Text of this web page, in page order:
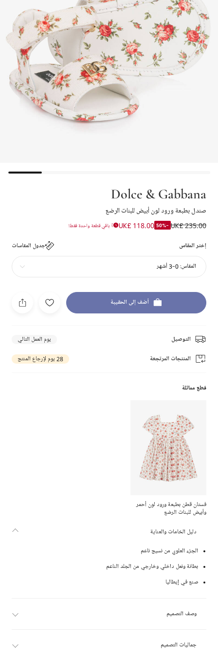
Dolce & Gabbana
صندل بطبعة ورود لون أبيض للبنات الرضع
UK£ 235.00
-50%
UK£ 118.00 باقي قطعة واحدة فقط!
إختر المقاس جدول المقاسات
المقاس:0-3 أشهر
أضف إلى الحقيبة
التوصيل يوم العمل التالي
المنتجات المرتجعة 28 يوم لإرجاع المنتج
قطع مماثلة
فستان قطن بطبعة ورود لون أحمر
وأبيض للبنات الرضع
دليل الخامات والعناية
الجزء العلوي من نسيج ناعم
بطانة ونعل داخلي وخارجي من الجلد الناعم
صنع في إيطاليا
وصف التصميم
جماليات التصميم